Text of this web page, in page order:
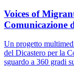
Voices of
Comunicazione
Un progetto
del Dicastero per la
sguardo a 360 gradi